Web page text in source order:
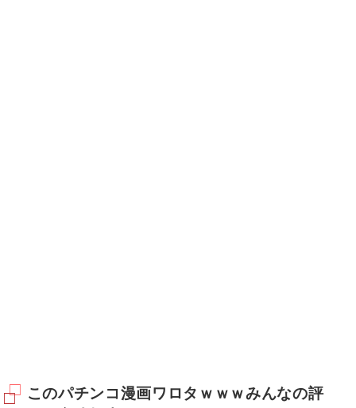
このパチンコ漫画ワロタｗｗｗみんなの評